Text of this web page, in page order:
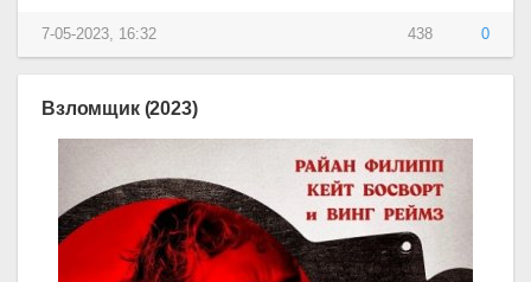
438 0
7-05-2023, 16:32
Взломщик (2023)